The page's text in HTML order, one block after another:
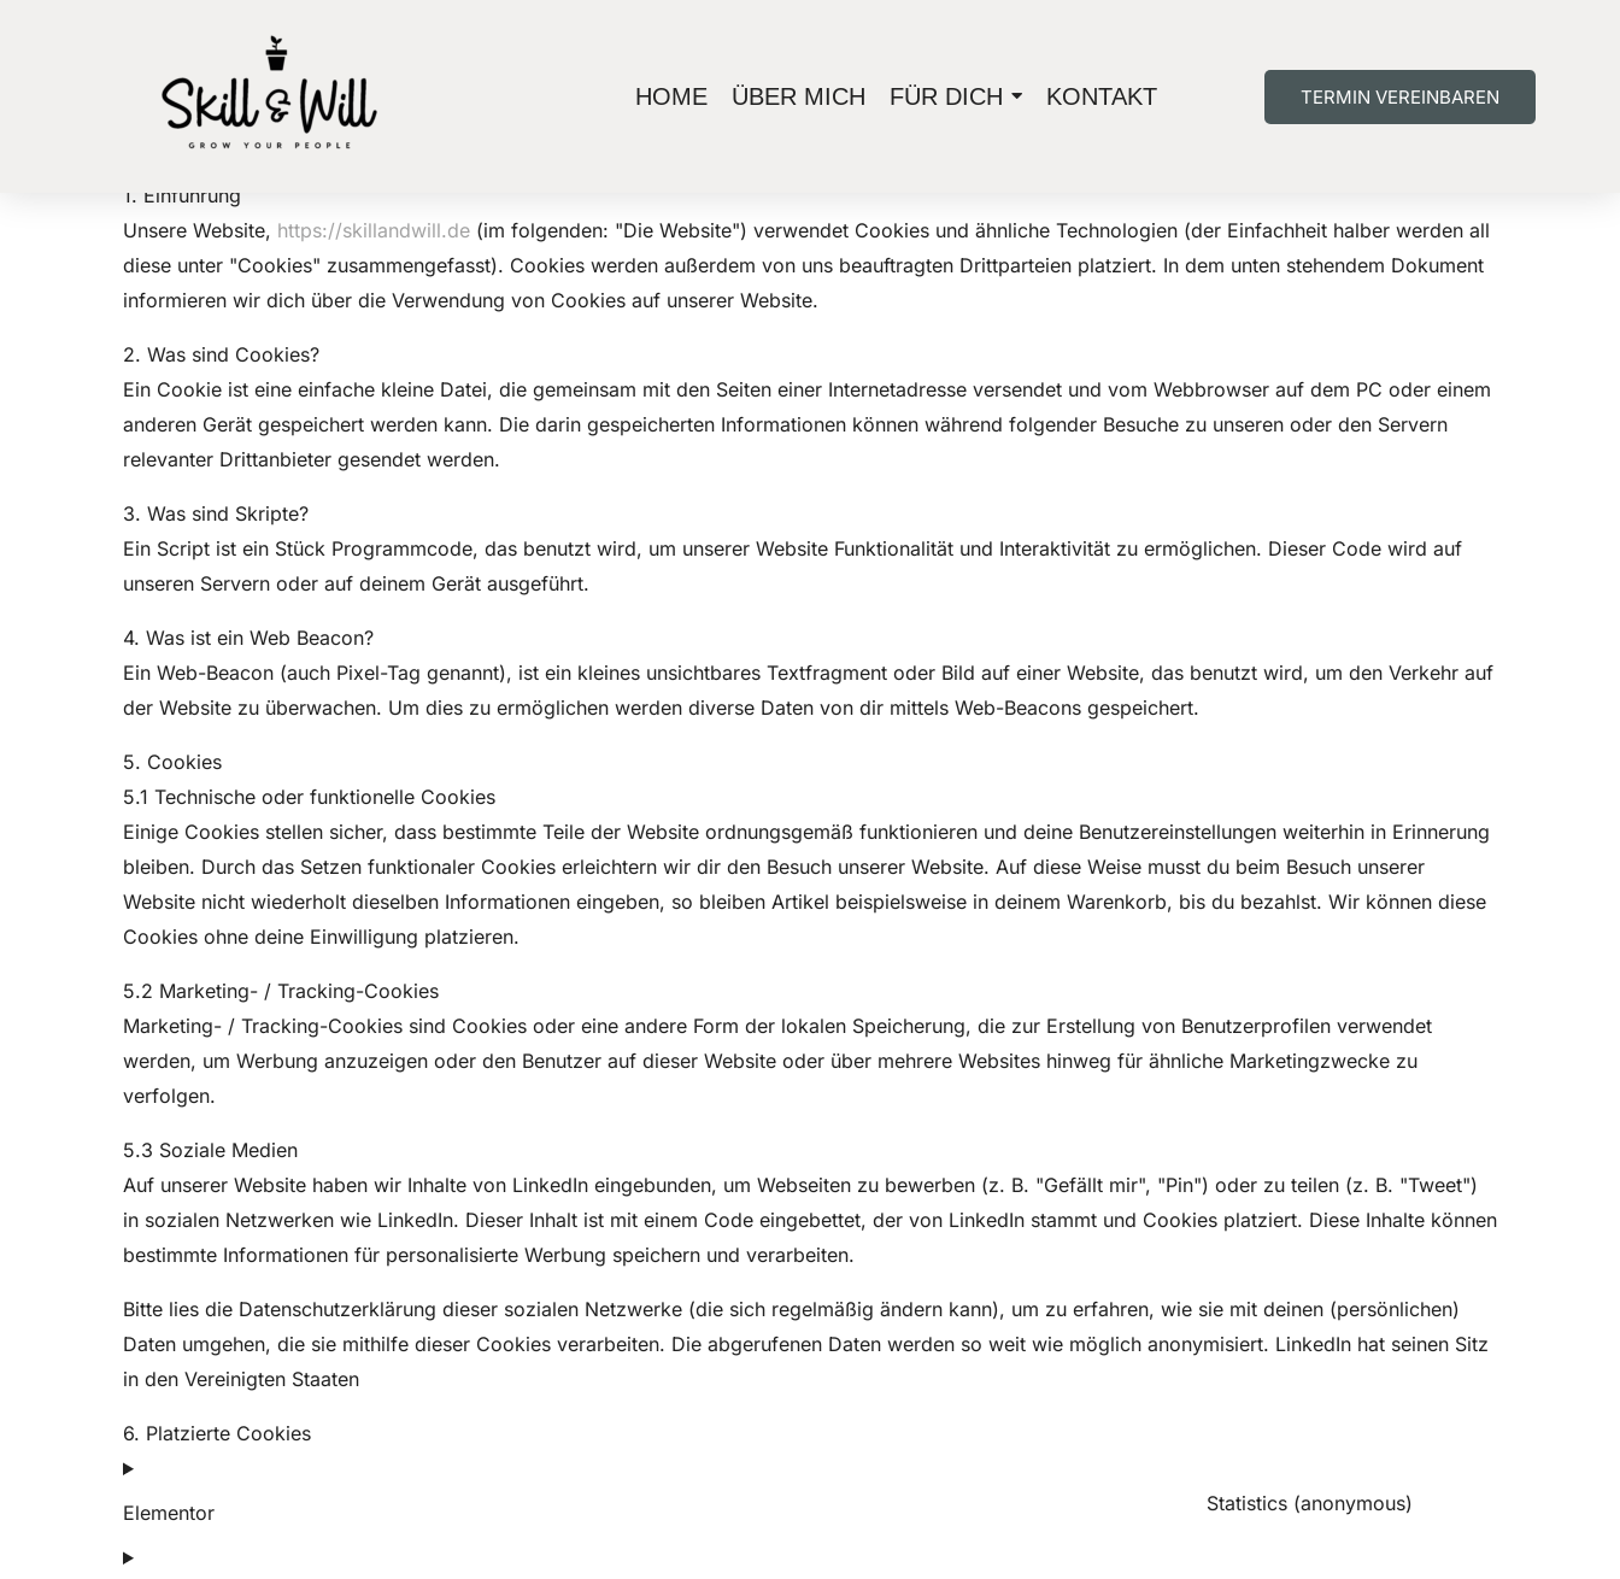
HOME ÜBER MICH FÜR DICH KONTAKT TERMIN VEREINBAREN
Diese Cookie-Richtlinie wurde zuletzt am 19. Februar 2026 aktualisiert und gilt für Bürger und Einwohner mit ständigem Wohnsitz im Europäischen
Wirtschaftsraum und der Schweiz.
1. Einführung
Unsere Website, https://skillandwill.de (im folgenden: "Die Website") verwendet Cookies und ähnliche Technologien (der Einfachheit halber werden all
diese unter "Cookies" zusammengefasst). Cookies werden außerdem von uns beauftragten Drittparteien platziert. In dem unten stehendem Dokument
informieren wir dich über die Verwendung von Cookies auf unserer Website.
2. Was sind Cookies?
Ein Cookie ist eine einfache kleine Datei, die gemeinsam mit den Seiten einer Internetadresse versendet und vom Webbrowser auf dem PC oder einem
anderen Gerät gespeichert werden kann. Die darin gespeicherten Informationen können während folgender Besuche zu unseren oder den Servern
relevanter Drittanbieter gesendet werden.
3. Was sind Skripte?
Ein Script ist ein Stück Programmcode, das benutzt wird, um unserer Website Funktionalität und Interaktivität zu ermöglichen. Dieser Code wird auf
unseren Servern oder auf deinem Gerät ausgeführt.
4. Was ist ein Web Beacon?
Ein Web-Beacon (auch Pixel-Tag genannt), ist ein kleines unsichtbares Textfragment oder Bild auf einer Website, das benutzt wird, um den Verkehr auf
der Website zu überwachen. Um dies zu ermöglichen werden diverse Daten von dir mittels Web-Beacons gespeichert.
5. Cookies
5.1 Technische oder funktionelle Cookies
Einige Cookies stellen sicher, dass bestimmte Teile der Website ordnungsgemäß funktionieren und deine Benutzereinstellungen weiterhin in Erinnerung
bleiben. Durch das Setzen funktionaler Cookies erleichtern wir dir den Besuch unserer Website. Auf diese Weise musst du beim Besuch unserer
Website nicht wiederholt dieselben Informationen eingeben, so bleiben Artikel beispielsweise in deinem Warenkorb, bis du bezahlst. Wir können diese
Cookies ohne deine Einwilligung platzieren.
5.2 Marketing- / Tracking-Cookies
Marketing- / Tracking-Cookies sind Cookies oder eine andere Form der lokalen Speicherung, die zur Erstellung von Benutzerprofilen verwendet
werden, um Werbung anzuzeigen oder den Benutzer auf dieser Website oder über mehrere Websites hinweg für ähnliche Marketingzwecke zu
verfolgen.
5.3 Soziale Medien
Auf unserer Website haben wir Inhalte von LinkedIn eingebunden, um Webseiten zu bewerben (z. B. "Gefällt mir", "Pin") oder zu teilen (z. B. "Tweet")
in sozialen Netzwerken wie LinkedIn. Dieser Inhalt ist mit einem Code eingebettet, der von LinkedIn stammt und Cookies platziert. Diese Inhalte können
bestimmte Informationen für personalisierte Werbung speichern und verarbeiten.
Bitte lies die Datenschutzerklärung dieser sozialen Netzwerke (die sich regelmäßig ändern kann), um zu erfahren, wie sie mit deinen (persönlichen)
Daten umgehen, die sie mithilfe dieser Cookies verarbeiten. Die abgerufenen Daten werden so weit wie möglich anonymisiert. LinkedIn hat seinen Sitz
in den Vereinigten Staaten
6. Platzierte Cookies
Elementor Statistics (anonymous)
Consent
Consent
Consent
Consent
Consent
fonts
Consent
Consent
Marketing